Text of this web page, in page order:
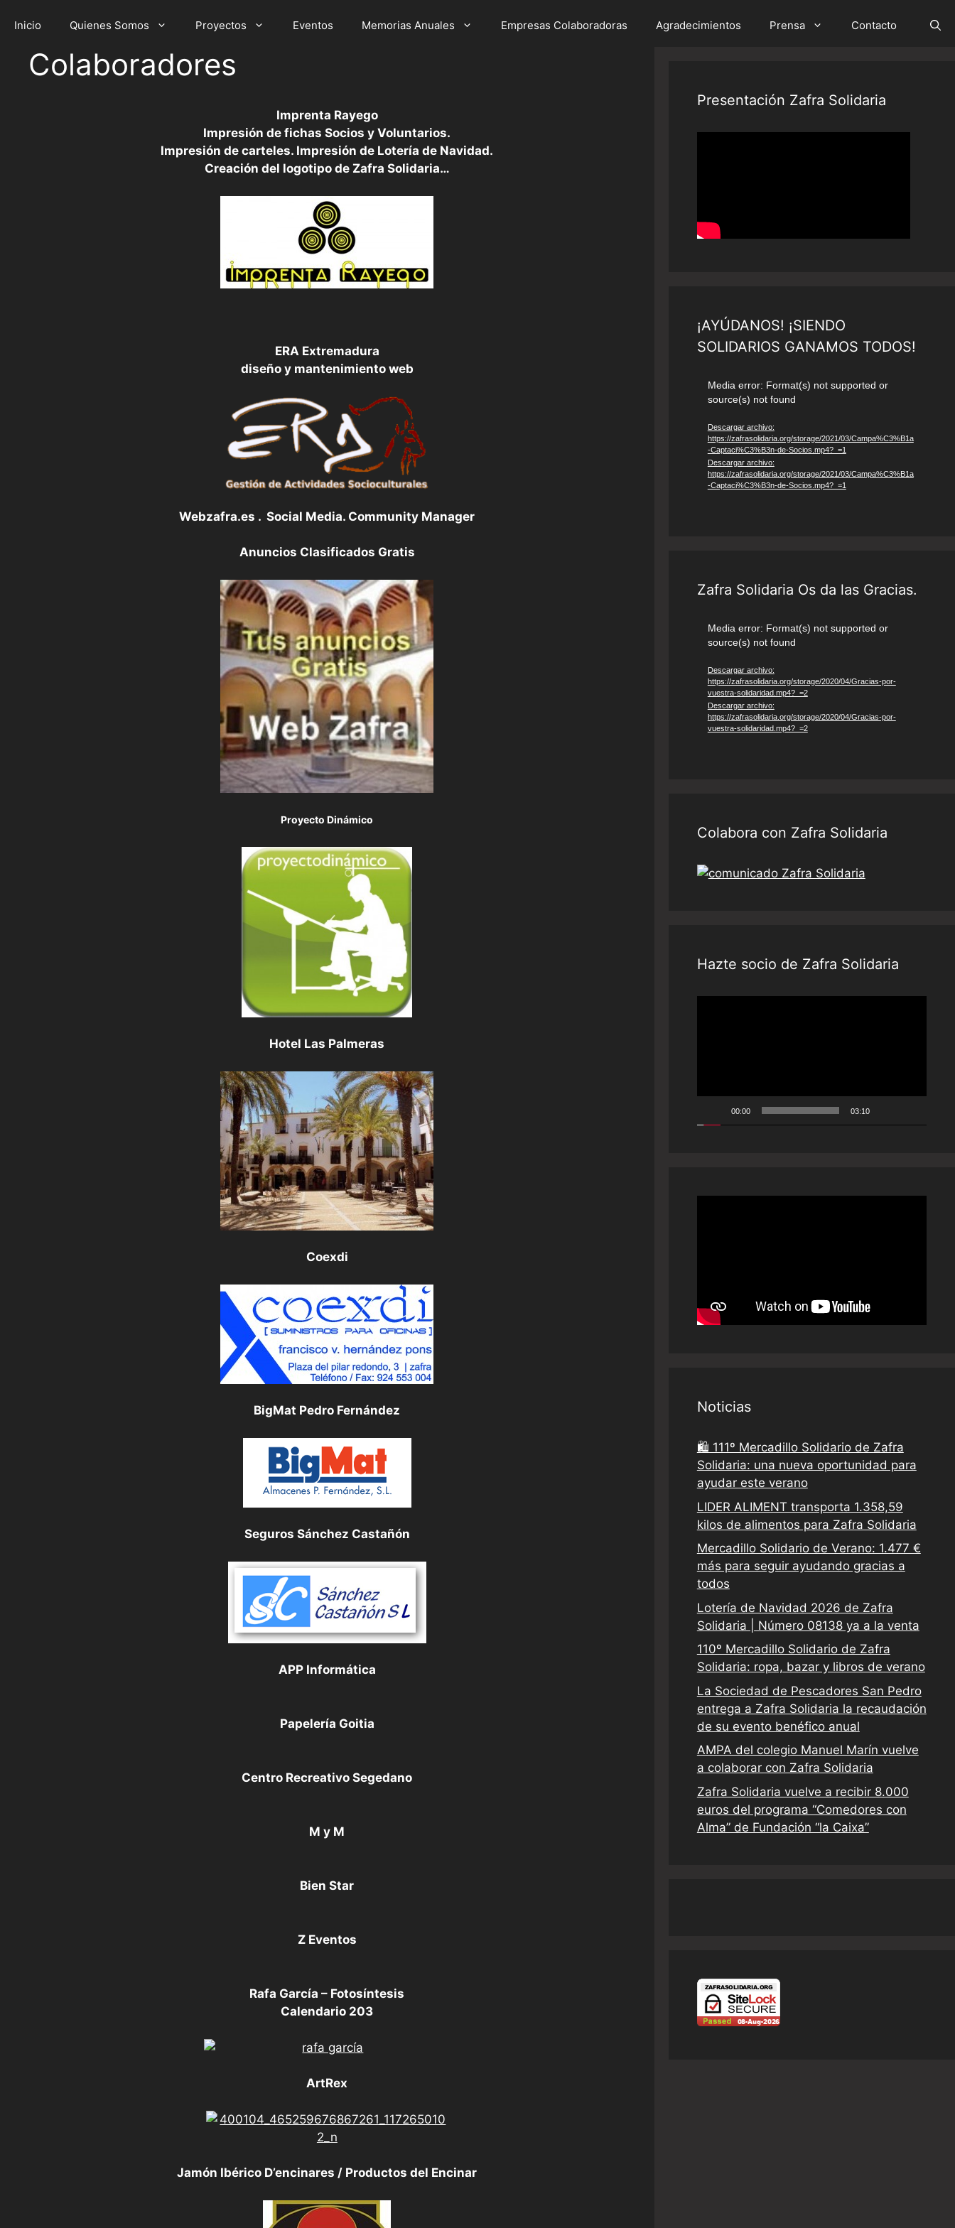
Inicio Quienes Somos Proyectos Eventos Memorias Anuales Empresas Colaboradoras Agradecimientos Prensa Contacto
Colaboradores
Imprenta Rayego
Impresión de fichas Socios y Voluntarios.
Impresión de carteles. Impresión de Lotería de Navidad.
Creación del logotipo de Zafra Solidaria…
ERA Extremadura
diseño y mantenimiento web
Webzafra.es . Social Media. Community Manager
Anuncios Clasificados Gratis
Proyecto Dinámico
Hotel Las Palmeras
Coexdi
BigMat Pedro Fernández
Seguros Sánchez Castañón
APP Informática
Papelería Goitia
Centro Recreativo Segedano
M y M
Bien Star
Z Eventos
Rafa García – Fotosíntesis
Calendario 203
ArtRex
Jamón Ibérico D’encinares / Productos del Encinar
Presentación Zafra Solidaria
¡AYÚDANOS! ¡SIENDO
SOLIDARIOS GANAMOS TODOS!
Reproductor
de
vídeo
Media error: Format(s) not supported or
source(s) not found
Descargar archivo:
https://zafrasolidaria.org/storage/2021/03/Campa%C3%B1a
-Captaci%C3%B3n-de-Socios.mp4?_=1
Descargar archivo:
https://zafrasolidaria.org/storage/2021/03/Campa%C3%B1a
-Captaci%C3%B3n-de-Socios.mp4?_=1
Zafra Solidaria Os da las Gracias.
Reproductor
de
vídeo
Media error: Format(s) not supported or
source(s) not found
Descargar archivo:
https://zafrasolidaria.org/storage/2020/04/Gracias-por-
vuestra-solidaridad.mp4?_=2
Descargar archivo:
https://zafrasolidaria.org/storage/2020/04/Gracias-por-
vuestra-solidaridad.mp4?_=2
Colabora con Zafra Solidaria
Hazte socio de Zafra Solidaria
00:00 03:10
Noticias
🛍️ 111º Mercadillo Solidario de Zafra
Solidaria: una nueva oportunidad para
ayudar este verano
LIDER ALIMENT transporta 1.358,59
kilos de alimentos para Zafra Solidaria
Mercadillo Solidario de Verano: 1.477 €
más para seguir ayudando gracias a
todos
Lotería de Navidad 2026 de Zafra
Solidaria | Número 08138 ya a la venta
110º Mercadillo Solidario de Zafra
Solidaria: ropa, bazar y libros de verano
La Sociedad de Pescadores San Pedro
entrega a Zafra Solidaria la recaudación
de su evento benéfico anual
AMPA del colegio Manuel Marín vuelve
a colaborar con Zafra Solidaria
Zafra Solidaria vuelve a recibir 8.000
euros del programa “Comedores con
Alma” de Fundación “la Caixa”